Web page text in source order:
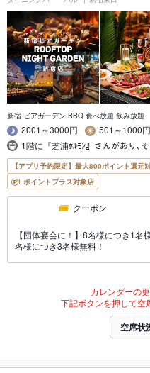
新宿 ビアガーデン BBQ 食べ放題 飲み放題
2001～3000円
501～1000円
1階に『芝浦ﾎﾙﾓﾝ』さんがあり､
【アプリ予約限定】最大800ポイント還元
ポイントプラス対象店
クーポン
【団体宴会に！】8名様につき1
名様につき3名様無料！
カレンダーの
下記ボタンを押して空
空席状